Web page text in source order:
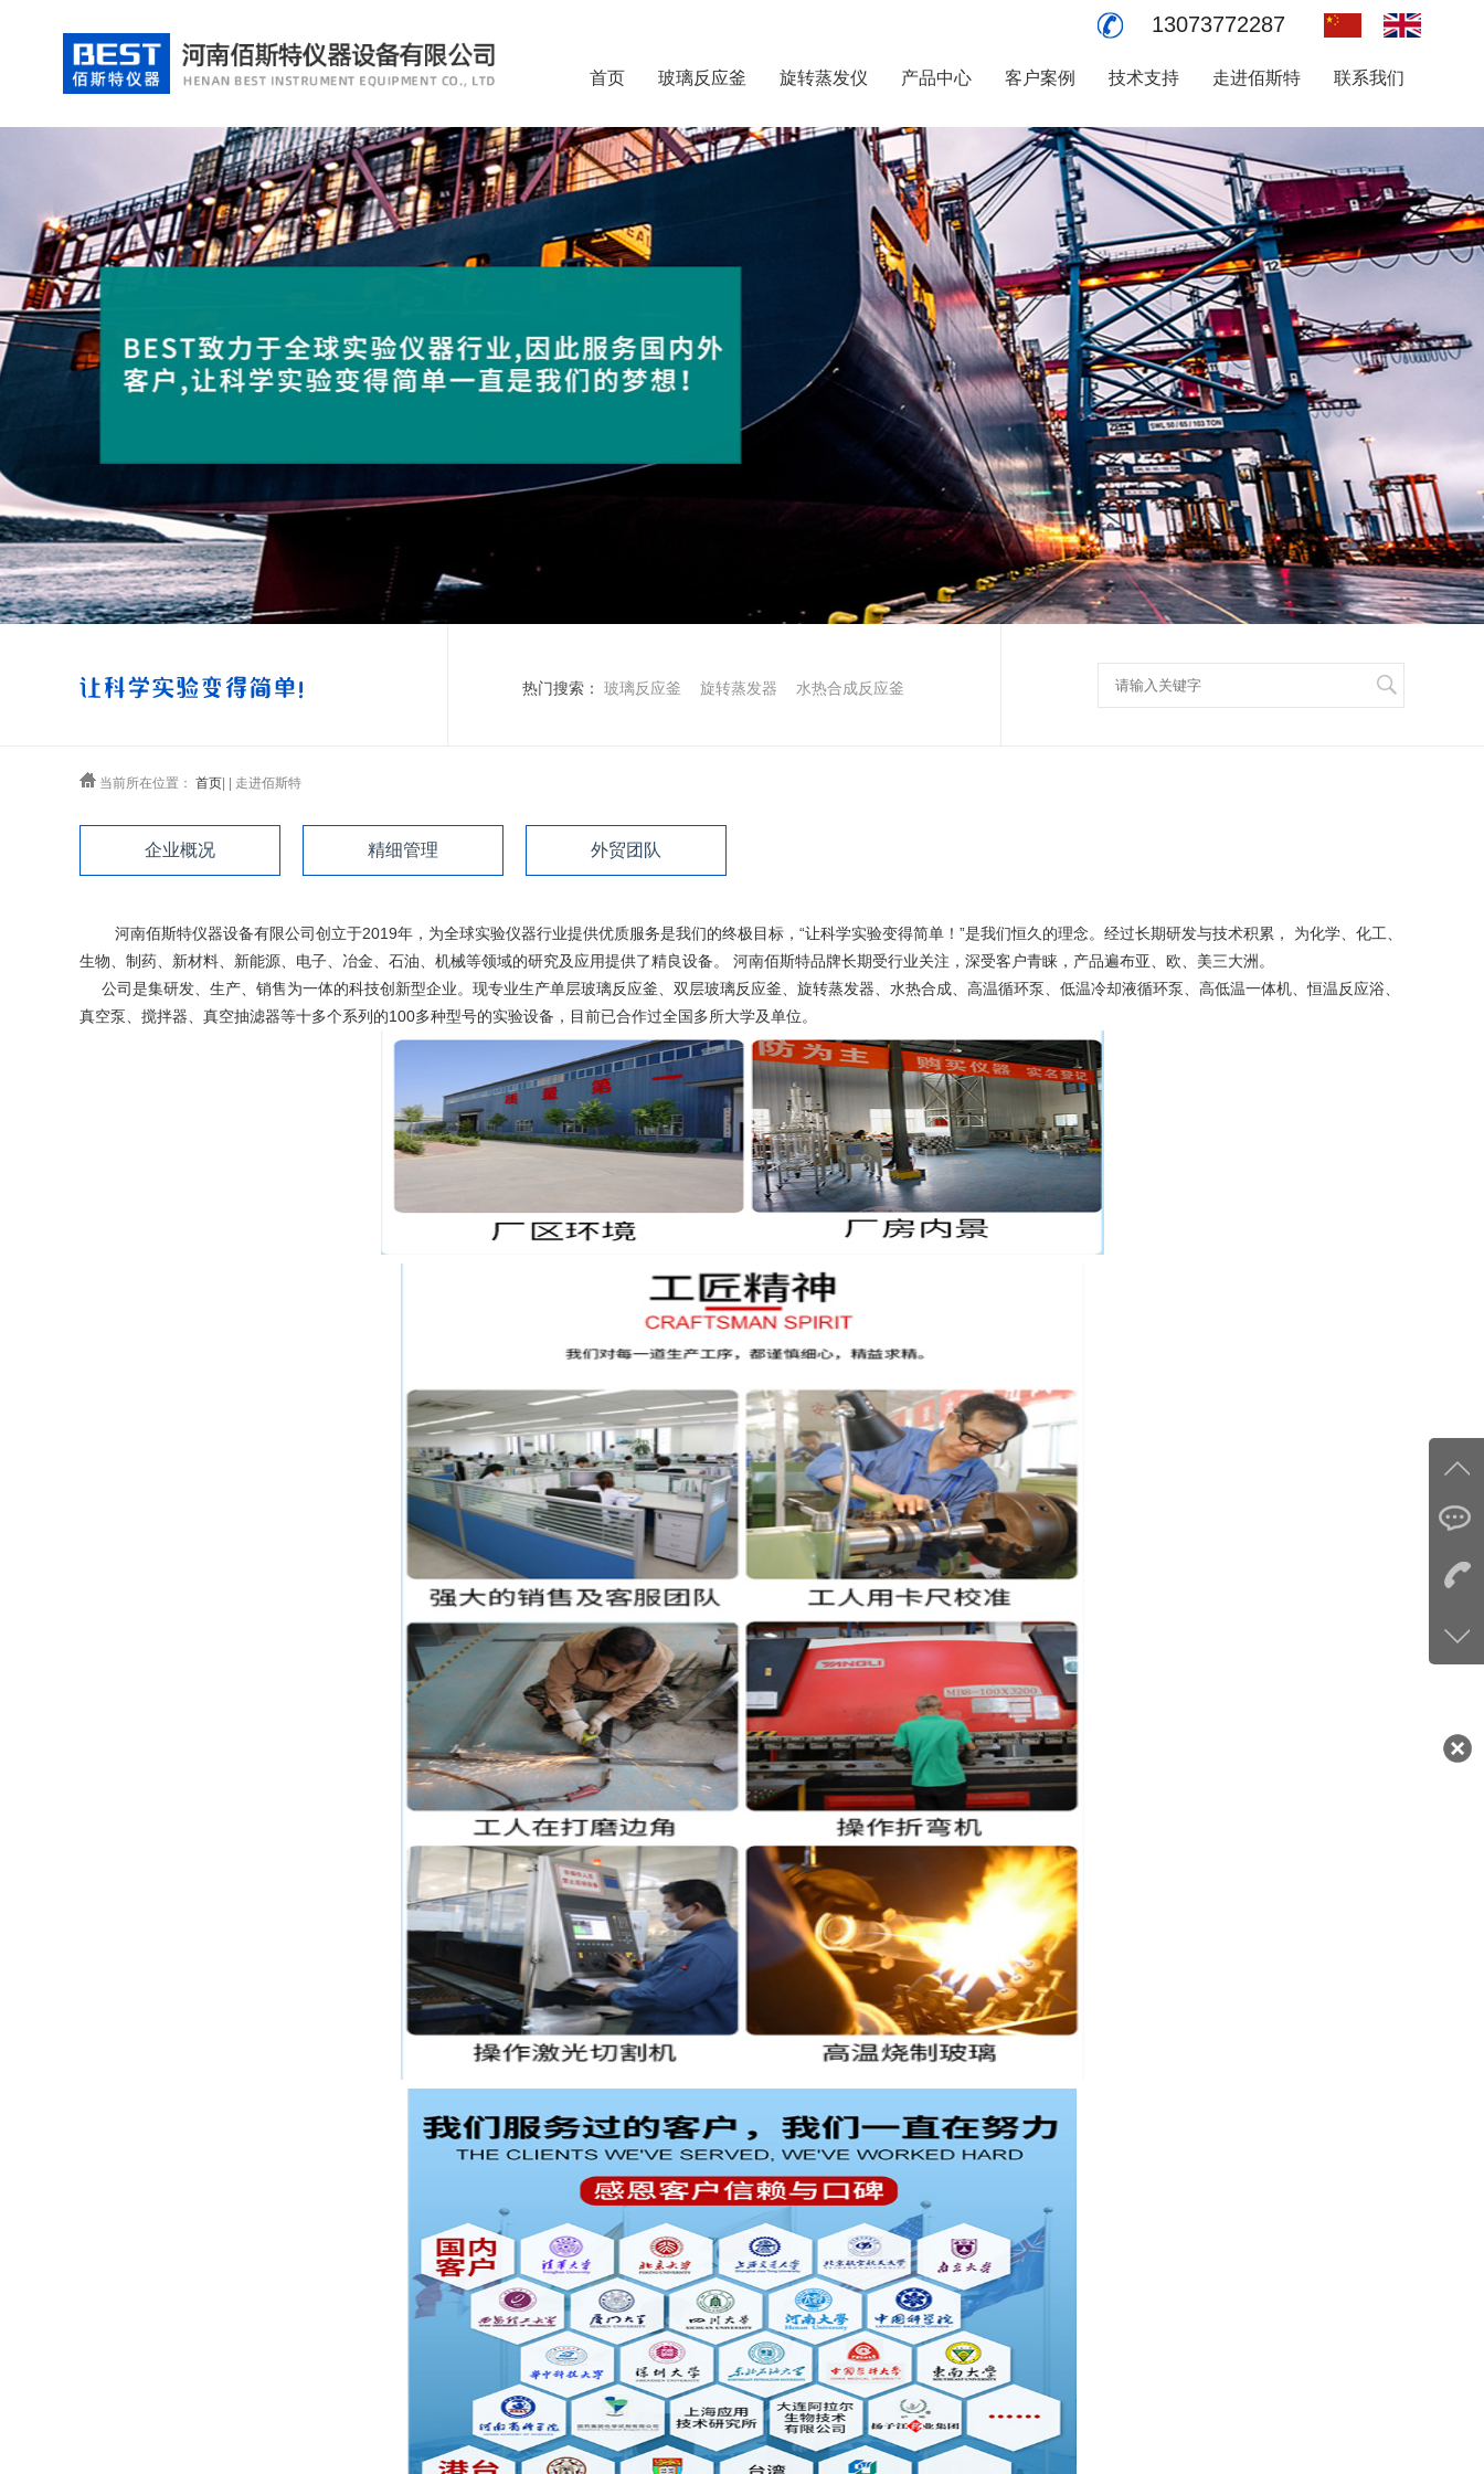
13073772287
首页 玻璃反应釜 旋转蒸发仪 产品中心 客户案例 技术支持 走进佰斯特 联系我们
热门搜索： 玻璃反应釜 旋转蒸发器 水热合成反应釜
当前所在位置： 首页 | | 走进佰斯特
企业概况 精细管理 外贸团队
河南佰斯特仪器设备有限公司创立于2019年，为全球实验仪器行业提供优质服务是我们的终极目标，“让科学实验变得简单！”是我们恒久的理念。经过长期研发与技术积累， 为化学、化工、
生物、制药、新材料、新能源、电子、冶金、石油、机械等领域的研究及应用提供了精良设备。 河南佰斯特品牌长期受行业关注，深受客户青睐，产品遍布亚、欧、美三大洲。
公司是集研发、生产、销售为一体的科技创新型企业。现专业生产单层玻璃反应釜、双层玻璃反应釜、旋转蒸发器、水热合成、高温循环泵、低温冷却液循环泵、高低温一体机、恒温反应浴、
真空泵、搅拌器、真空抽滤器等十多个系列的100多种型号的实验设备，目前已合作过全国多所大学及单位。